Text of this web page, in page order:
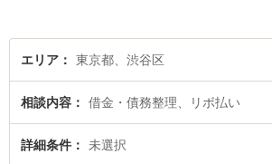
エリア 東京都、渋谷区
相談内容 借金・債務整理、リボ払い
詳細条件 未選択